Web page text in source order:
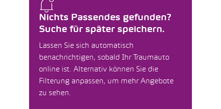
Nichts Passendes gefunden?
Suche für später speichern.
Lassen Sie sich automatisch
benachrichtigen, sobald Ihr Traumauto
online ist. Alternativ können Sie die
Filterung anpassen, um mehr Angebote
zu sehen.